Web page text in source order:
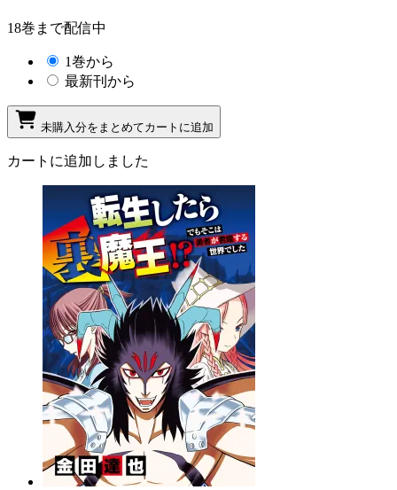
18巻まで配信中
1巻から
最新刊から
未購入分をまとめてカートに追加
カートに追加しました